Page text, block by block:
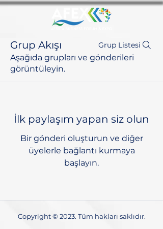
Grup Akışı Grup Listesi
Aşağıda grupları ve gönderileri
görüntüleyin.
İlk paylaşım yapan siz olun
Bir gönderi oluşturun ve diğer
üyelerle bağlantı kurmaya
başlayın.
Copyright © 2023. Tüm hakları saklıdır.